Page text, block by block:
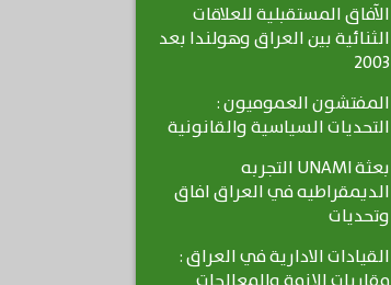
الآفاق المستقبلية للعلاقات
الثنائية بين العراق وهولندا بعد
2003
المفتشون العموميون :
التحديات السياسية والقانونية
بعثة UNAMI التجربه
الديمقراطيه في العراق افاق
وتحديات
القيادات الادارية في العراق :